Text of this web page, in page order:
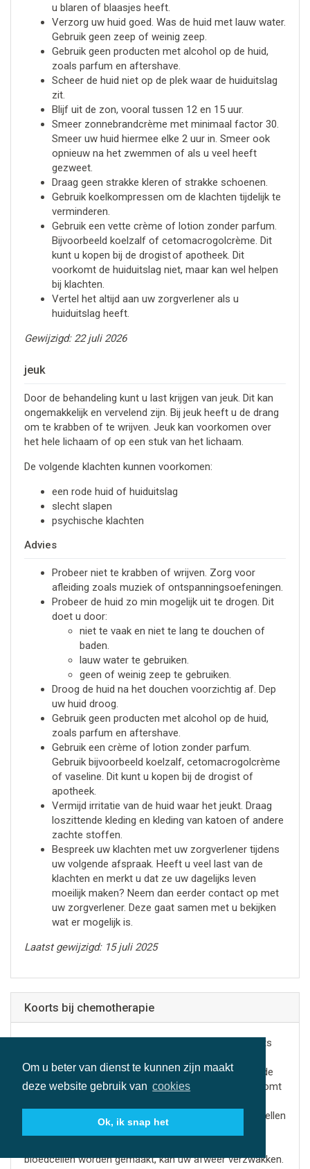
Om u beter van dienst te kunnen zijn maakt
deze website gebruik van cookies
Ok, ik snap het
u blaren of blaasjes heeft.
Verzorg uw huid goed. Was de huid met lauw water.
Gebruik geen zeep of weinig zeep.
Gebruik geen producten met alcohol op de huid,
zoals parfum en aftershave.
Scheer de huid niet op de plek waar de huiduitslag
zit.
Blijf uit de zon, vooral tussen 12 en 15 uur.
Smeer zonnebrandcrème met minimaal factor 30.
Smeer uw huid hiermee elke 2 uur in. Smeer ook
opnieuw na het zwemmen of als u veel heeft
gezweet.
Draag geen strakke kleren of strakke schoenen.
Gebruik koelkompressen om de klachten tijdelijk te
verminderen.
Gebruik een vette crème of lotion zonder parfum.
Bijvoorbeeld koelzalf of cetomacrogolcrème. Dit
kunt u kopen bij de drogist of apotheek. Dit
voorkomt de huiduitslag niet, maar kan wel helpen
bij klachten.
Vertel het altijd aan uw zorgverlener als u
huiduitslag heeft.
Gewijzigd: 22 juli 2026
jeuk
Door de behandeling kunt u last krijgen van jeuk. Dit kan
ongemakkelijk en vervelend zijn. Bij jeuk heeft u de drang
om te krabben of te wrijven. Jeuk kan voorkomen over
het hele lichaam of op een stuk van het lichaam.
De volgende klachten kunnen voorkomen:
een rode huid of huiduitslag
slecht slapen
psychische klachten
Advies
Probeer niet te krabben of wrijven. Zorg voor
afleiding zoals muziek of ontspanningsoefeningen.
Probeer de huid zo min mogelijk uit te drogen. Dit
doet u door:
niet te vaak en niet te lang te douchen of
baden.
lauw water te gebruiken.
geen of weinig zeep te gebruiken.
Droog de huid na het douchen voorzichtig af. Dep
uw huid droog.
Gebruik geen producten met alcohol op de huid,
zoals parfum en aftershave.
Gebruik een crème of lotion zonder parfum.
Gebruik bijvoorbeeld koelzalf, cetomacrogolcrème
of vaseline. Dit kunt u kopen bij de drogist of
apotheek.
Vermijd irritatie van de huid waar het jeukt. Draag
loszittende kleding en kleding van katoen of andere
zachte stoffen.
Bespreek uw klachten met uw zorgverlener tijdens
uw volgende afspraak. Heeft u veel last van de
klachten en merkt u dat ze uw dagelijks leven
moeilijk maken? Neem dan eerder contact op met
uw zorgverlener. Deze gaat samen met u bekijken
wat er mogelijk is.
Laatst gewijzigd: 15 juli 2025
Koorts bij chemotherapie
Door de behandeling met chemotherapie kunt u koorts
38,5°C. Koorts kan ontstaan door een infectie. Door de
chemotherapie bent u gevoeliger voor infecties. Dit komt
lichaam minder witte bloedcellen maakt. Witte bloedcellen
zijn belangrijk omdat ze helpen bij het bestrijden van
bloedcellen worden gemaakt, kan uw afweer verzwakken.